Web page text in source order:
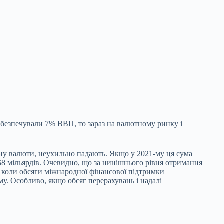
7% ВВП, то зараз на валютному ринку і
валюти, неухильно падають. Якщо у 2021-му ця сума
мільярдів. Очевидно, що за нинішнього рівня отримання
обсяги міжнародної фінансової підтримки
Особливо, якщо обсяг перерахувань і надалі